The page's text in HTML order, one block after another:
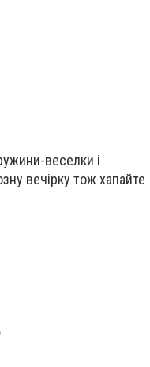
веселки і
вечірку тож хапайте